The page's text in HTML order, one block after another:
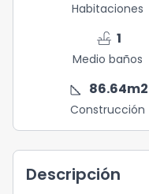
Habitaciones
faucet 1
Medio baños
square_foot 86.64m2
Construcción
Descripción